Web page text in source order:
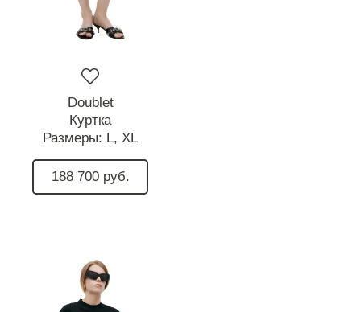
Doublet
Куртка
Размеры: L, XL
188 700 руб.